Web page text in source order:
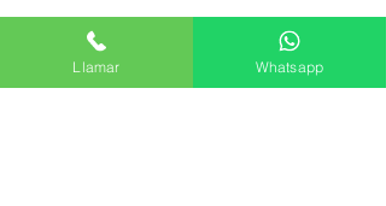
Formulario de suscripción
Llamar Whatsapp